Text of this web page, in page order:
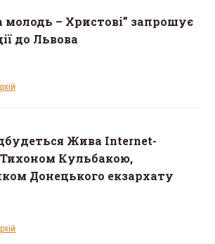
молодь – Христові” запрошує
до Львова
Жива Internet-
Тихоном Кульбакою,
Донецького екзархату